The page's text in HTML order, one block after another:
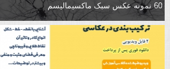
60 نمونه عکس سبک ماکسیمالیسم